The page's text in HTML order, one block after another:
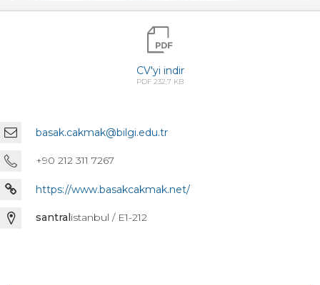
CV'yi indir
PDF 232,7 KB
basak.cakmak@bilgi.edu.tr
+90 212 311 7267
https://www.basakcakmak.net/
santralistanbul / E1-212